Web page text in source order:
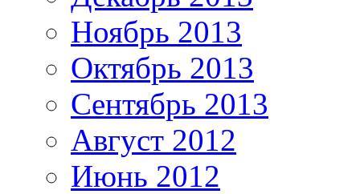
Ноябрь 2013
Октябрь 2013
Сентябрь 2013
Август 2012
Июнь 2012